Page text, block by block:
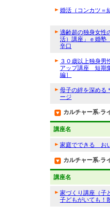
婚活（コンカツ＝
適齢超の独身女性
活）講座」ｅ婚塾
辛口
３０歳以上独身男
アップ講座 短期
編］
母子の絆を深める
ージ
カルチャー系-ラ
講座名
家庭でできる お
カルチャー系-ラ
講座名
家づくり講座（子
子どもがいても！